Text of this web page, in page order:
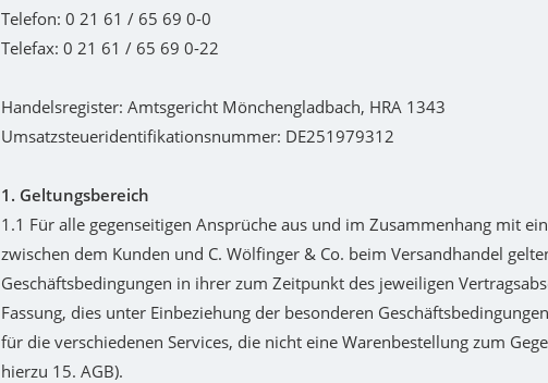
Telefon: 0 21 61 / 65 69 0-0
Telefax: 0 21 61 / 65 69 0-22
Handelsregister: Amtsgericht Mönchengladbach, HRA 1343
Umsatzsteueridentifikationsnummer: DE251979312
1. Geltungsbereich
1.1 Für alle gegenseitigen Ansprüche aus und im Zusammenhang mit
zwischen dem Kunden und C. Wölfinger & Co. beim Versandhandel
Geschäftsbedingungen in ihrer zum Zeitpunkt des jeweiligen
Fassung, dies unter Einbeziehung der besonderen
für die verschiedenen Services, die nicht eine Warenbestellung zum
hierzu 15. AGB).